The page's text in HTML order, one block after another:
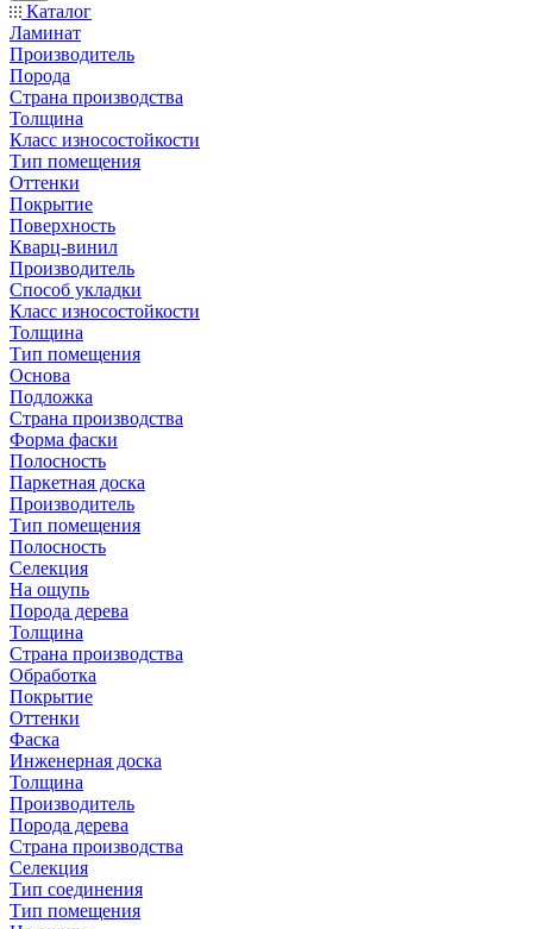
Каталог
Ламинат
Производитель
Порода
Страна производства
Толщина
Класс износостойкости
Тип помещения
Оттенки
Покрытие
Поверхность
Кварц-винил
Производитель
Способ укладки
Класс износостойкости
Толщина
Тип помещения
Основа
Подложка
Страна производства
Форма фаски
Полосность
Паркетная доска
Производитель
Тип помещения
Полосность
Селекция
На ощупь
Порода дерева
Толщина
Страна производства
Обработка
Покрытие
Оттенки
Фаска
Инженерная доска
Толщина
Производитель
Порода дерева
Страна производства
Селекция
Тип соединения
Тип помещения